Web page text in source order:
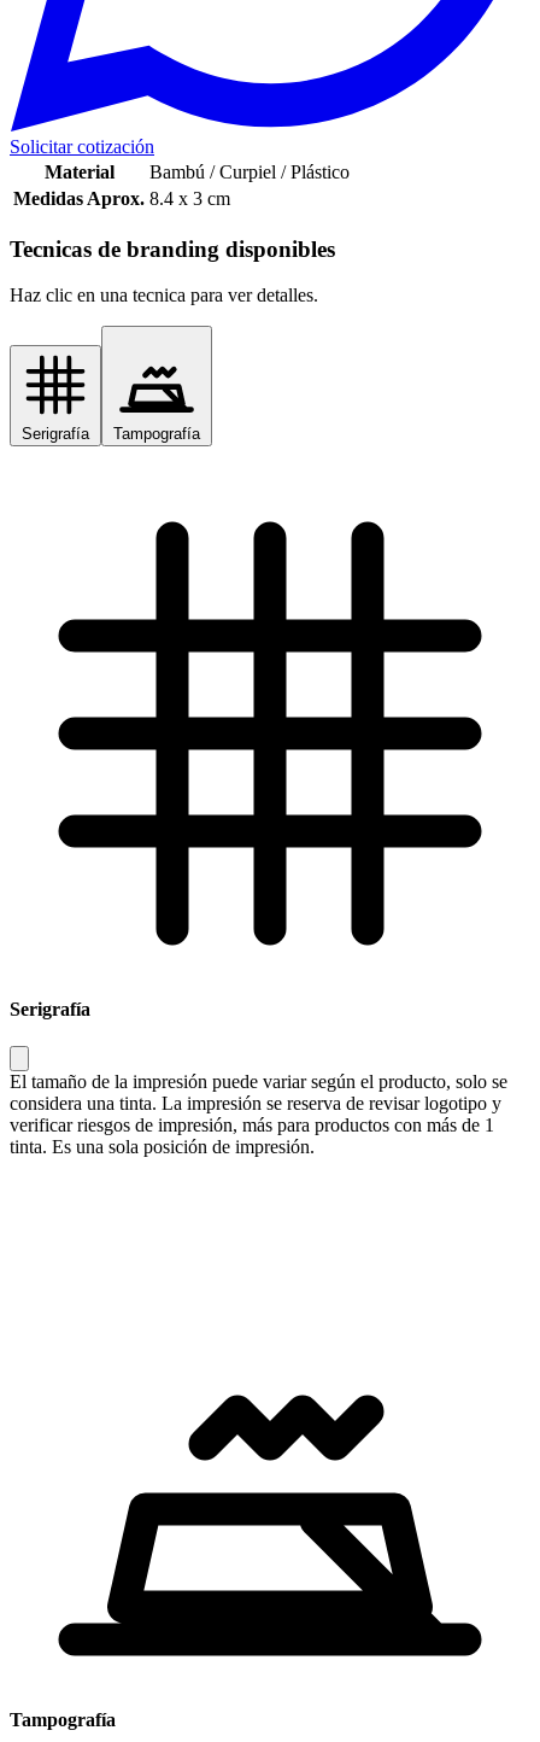
Solicitar cotización
Material
Bambú / Curpiel / Plástico
Medidas Aprox. 8.4 x 3 cm
Tecnicas de branding disponibles
Haz clic en una tecnica para ver detalles.
Serigrafía Tampografía
Serigrafía
El tamaño de la impresión puede variar según el producto, solo se
considera una tinta. La impresión se reserva de revisar logotipo y
verificar riesgos de impresión, más para productos con más de 1
tinta. Es una sola posición de impresión.
Tampografía